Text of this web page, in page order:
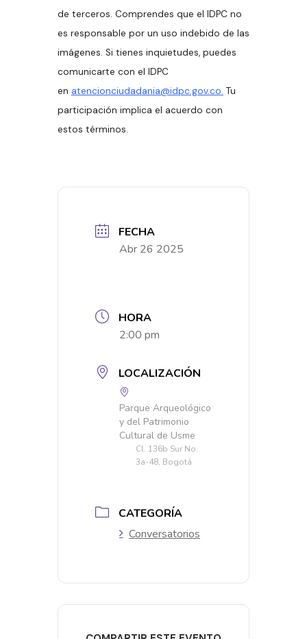
de terceros. Comprendes que el IDPC no
es responsable por un uso indebido de las
imágenes. Si tienes inquietudes, puedes
comunicarte con el IDPC
en atencionciudadania@idpc.gov.co. Tu
participación implica el acuerdo con
estos términos.
FECHA
Abr 26 2025
HORA
2:00 pm
LOCALIZACIÓN
Parque Arqueológico
y del Patrimonio
Cultural de Usme
Cl. 136b Sur No.
3a-48, Bogotá
CATEGORÍA
Conversatorios